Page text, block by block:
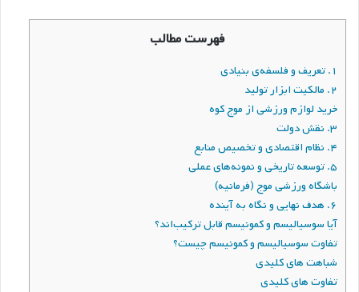
فهرست مطالب
۱. تعریف و فلسفه‌ی بنیادی
۲. مالکیت ابزار تولید
خرید لوازم ورزشی از موج کوه
۳. نقش دولت
۴. نظام اقتصادی و تخصیص منابع
۵. توسعه تاریخی و نمونه‌های عملی
باشگاه ورزشی موج (فرمانیه)
۶. هدف نهایی و نگاه به آینده
آیا سوسیالیسم و کمونیسم قابل ترکیب‌اند؟
تفاوت سوسیالیسم و کمونیسم چیست؟
شباهت های کلیدی
تفاوت های کلیدی